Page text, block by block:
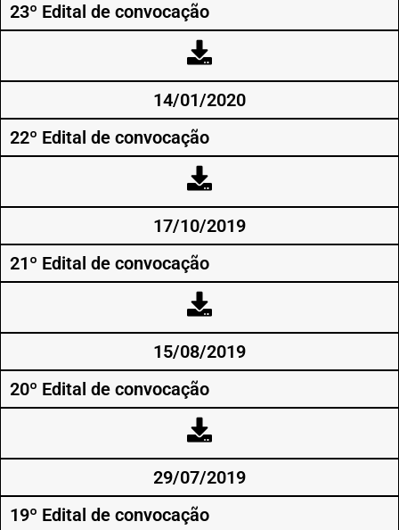
23º Edital de convocação
14/01/2020
22º Edital de convocação
17/10/2019
21º Edital de convocação
15/08/2019
20º Edital de convocação
29/07/2019
19º Edital de convocação